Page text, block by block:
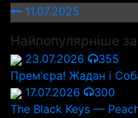
11.07.2025
Найпопулярніше
23.07.2026
355
Прем'єра! Жадан і
17.07.2026
300
The Black Keys —